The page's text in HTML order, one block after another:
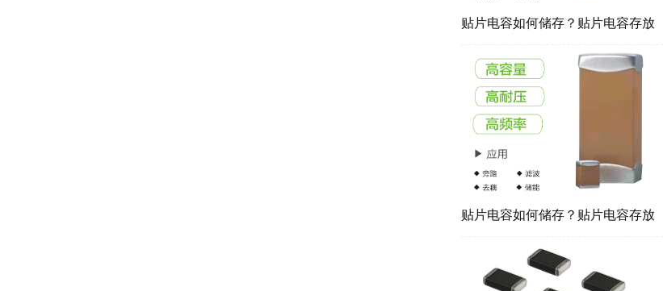
贴片电容如何储存？贴片电容存放
方法
贴片电容如何储存？贴片电容存放